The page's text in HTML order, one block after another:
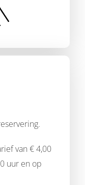
van € 4,00
uur en op